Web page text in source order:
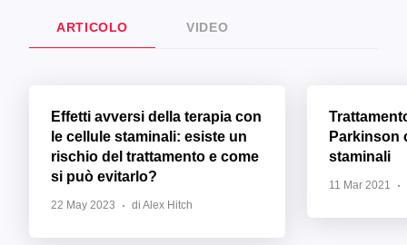
ARTICOLO VIDEO
Effetti avversi della terapia con
le cellule staminali: esiste un
rischio del trattamento e come
si può evitarlo?
22 May 2023 di Alex Hitch
Parkinson
staminali
11 Mar 2021